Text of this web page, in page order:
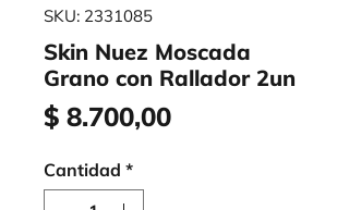
SKU: 2331085
Skin Nuez Moscada
Grano con Rallador 2un
$ 8.700,00Precio
Cantidad *